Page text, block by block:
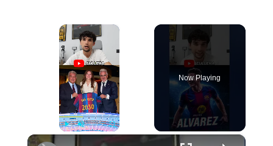
×
Now Playing
×